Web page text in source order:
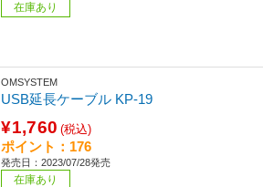
在庫あり
OMSYSTEM
USB延長ケーブル KP-19
¥1,760 (税込)
ポイント：176
発売日：2023/07/28発売
在庫あり